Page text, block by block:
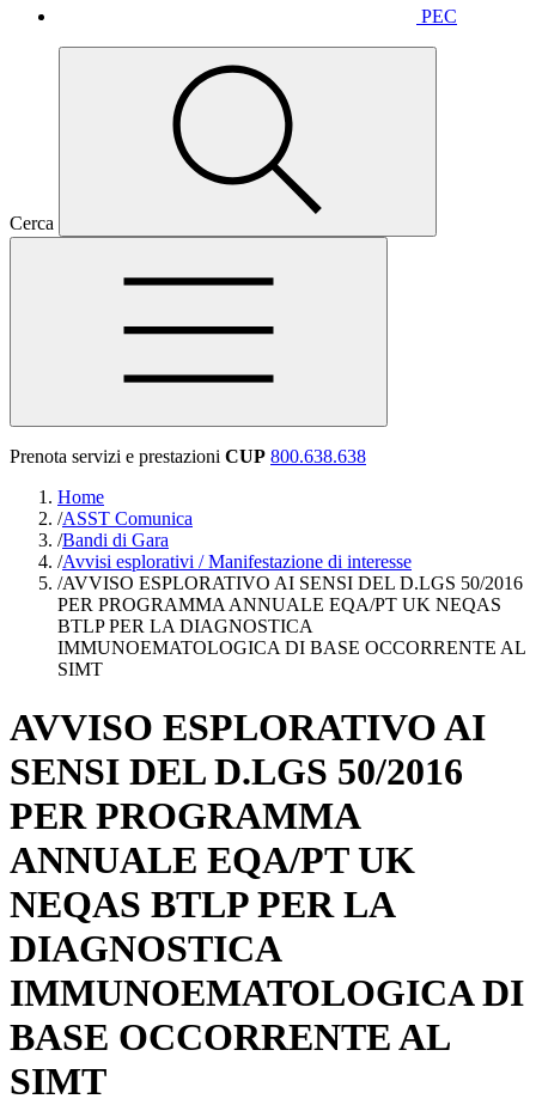
PEC
Cerca
Prenota servizi e prestazioni CUP 800.638.638
Home
/ASST Comunica
/Bandi di Gara
/Avvisi esplorativi / Manifestazione di interesse
/AVVISO ESPLORATIVO AI SENSI DEL D.LGS 50/2016
PER PROGRAMMA ANNUALE EQA/PT UK NEQAS
BTLP PER LA DIAGNOSTICA
IMMUNOEMATOLOGICA DI BASE OCCORRENTE AL
SIMT
AVVISO ESPLORATIVO AI
SENSI DEL D.LGS 50/2016
PER PROGRAMMA
ANNUALE EQA/PT UK
NEQAS BTLP PER LA
DIAGNOSTICA
IMMUNOEMATOLOGICA DI
BASE OCCORRENTE AL
SIMT